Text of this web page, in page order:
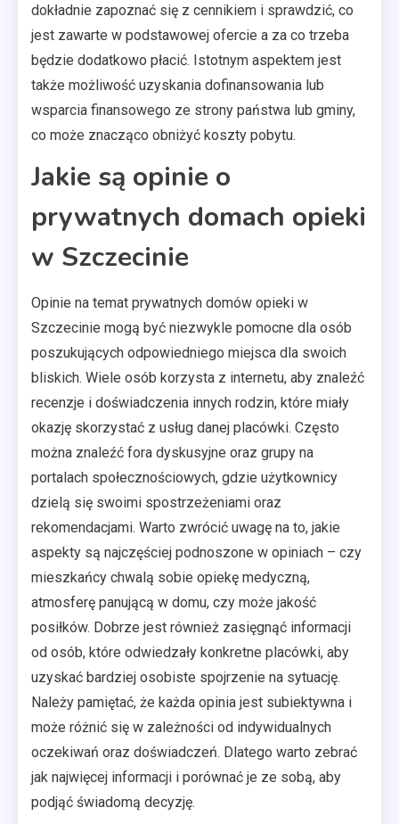
dokładnie zapoznać się z cennikiem i sprawdzić, co
jest zawarte w podstawowej ofercie a za co trzeba
będzie dodatkowo płacić. Istotnym aspektem jest
także możliwość uzyskania dofinansowania lub
wsparcia finansowego ze strony państwa lub gminy,
co może znacząco obniżyć koszty pobytu.
Jakie są opinie o
prywatnych domach opieki
w Szczecinie
Opinie na temat prywatnych domów opieki w
Szczecinie mogą być niezwykle pomocne dla osób
poszukujących odpowiedniego miejsca dla swoich
bliskich. Wiele osób korzysta z internetu, aby znaleźć
recenzje i doświadczenia innych rodzin, które miały
okazję skorzystać z usług danej placówki. Często
można znaleźć fora dyskusyjne oraz grupy na
portalach społecznościowych, gdzie użytkownicy
dzielą się swoimi spostrzeżeniami oraz
rekomendacjami. Warto zwrócić uwagę na to, jakie
aspekty są najczęściej podnoszone w opiniach – czy
mieszkańcy chwalą sobie opiekę medyczną,
atmosferę panującą w domu, czy może jakość
posiłków. Dobrze jest również zasięgnąć informacji
od osób, które odwiedzały konkretne placówki, aby
uzyskać bardziej osobiste spojrzenie na sytuację.
Należy pamiętać, że każda opinia jest subiektywna i
może różnić się w zależności od indywidualnych
oczekiwań oraz doświadczeń. Dlatego warto zebrać
jak najwięcej informacji i porównać je ze sobą, aby
podjąć świadomą decyzję.